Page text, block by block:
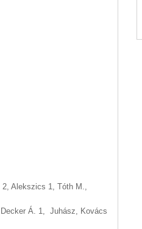
Alekszics 1, Tóth M.,
Á. 1, Juhász, Kovács